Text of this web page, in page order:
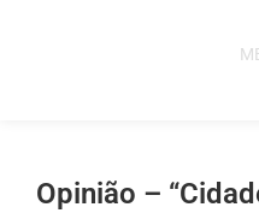
Opinião –